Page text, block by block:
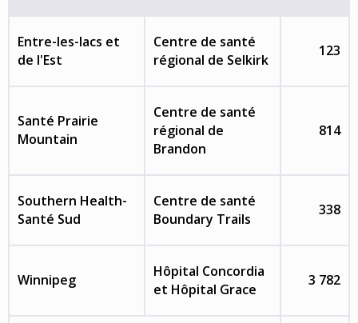
Entre-les-lacs et
de l'Est
Centre de santé
régional de Selkirk
123
Santé Prairie
Mountain
Centre de santé
régional de
Brandon
814
Southern Health-
Santé Sud
Centre de santé
Boundary Trails
338
Winnipeg
Hôpital Concordia
et Hôpital Grace
3 782